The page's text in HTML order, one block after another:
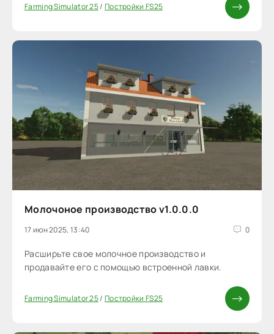
Farming Simulator 25/ Постройки FS25
Молочоное производство v1.0.0.0
17 июн 2025, 13:40 0
Расширьте свое молочное производство и
продавайте его с помощью встроенной лавки.
Farming Simulator 25/ Постройки FS25